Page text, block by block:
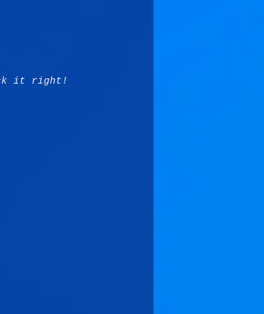
it right!